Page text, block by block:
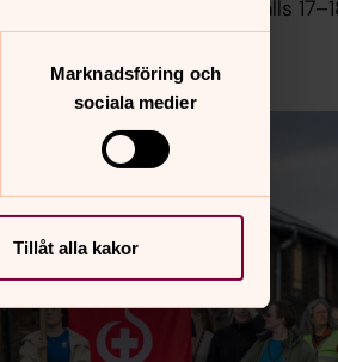
Marknadsföring och
sociala medier
Tillåt alla kakor
kyrkan. Konferensen hålls